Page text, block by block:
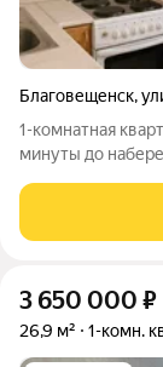
Благовещенск,
1-комнатная
минуты до
квартире много
3 650 000 ₽
26,9 м² 1-комн.